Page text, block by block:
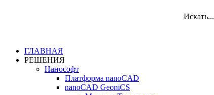
Искать...
ГЛАВНАЯ
РЕШЕНИЯ
Нанософт
Платформа nanoCAD
nanoCAD GeoniCS